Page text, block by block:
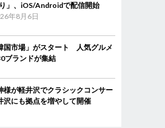
」、iOS/Androidで配信開始
年8月6日
国市場」がスタート 人気グルメ
ブランドが集結
様が軽井沢でクラシックコンサー
にも拠点を増やして開催